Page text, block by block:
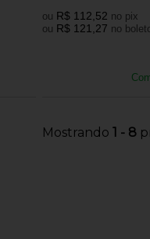
ou R$ 112,52
no pix
ou R$ 121,27 no
Mostrando 1 - 8